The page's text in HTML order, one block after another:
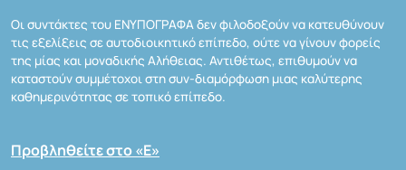
Οι συντάκτες του ΕΝΥΠΟΓΡΑΦΑ δεν φιλοδοξούν να κατευθύνουν
τις εξελίξεις σε αυτοδιοικητικό επίπεδο, ούτε να γίνουν φορείς
της μίας και μοναδικής Αλήθειας. Αντιθέτως, επιθυμούν να
καταστούν συμμέτοχοι στη συν-διαμόρφωση μιας καλύτερης
καθημερινότητας σε τοπικό επίπεδο.
Προβληθείτε στο «Ε»